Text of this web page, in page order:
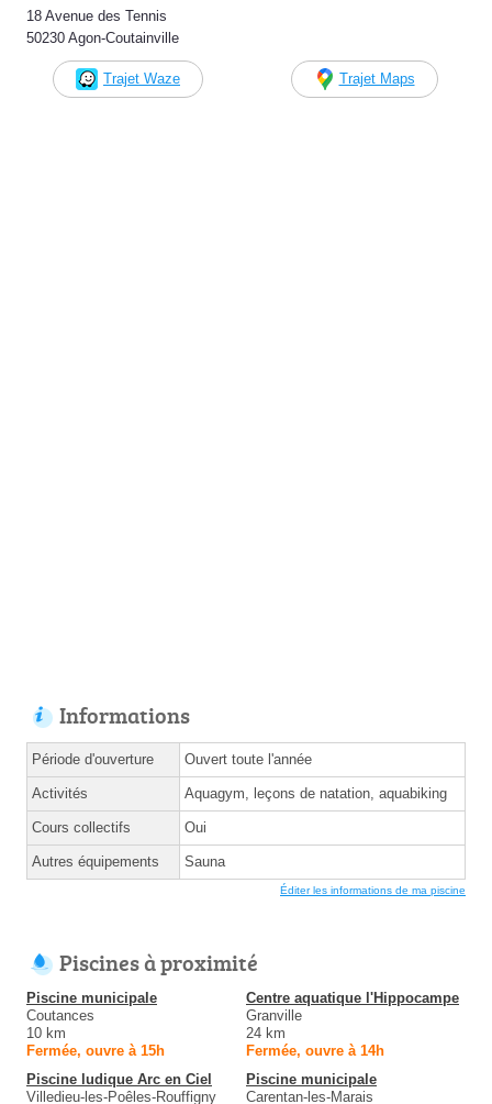
18 Avenue des Tennis
50230 Agon-Coutainville
Trajet Waze Trajet Maps
Informations
Période d'ouverture Ouvert toute l'année
Activités Aquagym, leçons de natation, aquabiking
Cours collectifs Oui
Autres équipements Sauna
Éditer les informations de ma piscine
Piscines à proximité
Piscine municipale
Coutances
10 km
Fermée, ouvre à 15h
Centre aquatique l'Hippocampe
Granville
24 km
Fermée, ouvre à 14h
Piscine ludique Arc en Ciel
Villedieu-les-Poêles-Rouffigny
Piscine municipale
Carentan-les-Marais